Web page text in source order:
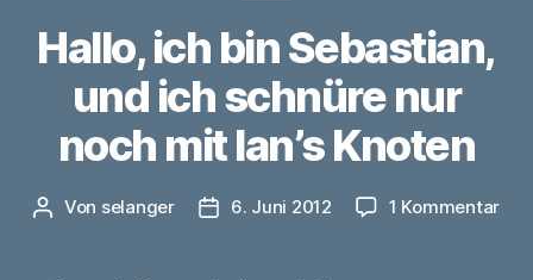
Hallo, ich bin Sebastian,
und ich schnüre nur
noch mit Ian’s Knoten
Beitragsautor
Von selanger Veröffentlichungsdatum
6. Juni 2012 1 Kommentarzu